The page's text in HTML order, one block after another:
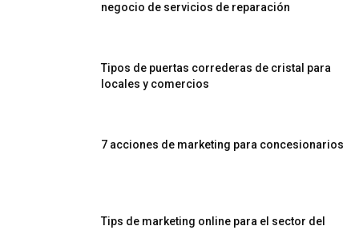
negocio de servicios de reparación
Tipos de puertas correderas de cristal para
locales y comercios
7 acciones de marketing para concesionarios
Tips de marketing online para el sector del